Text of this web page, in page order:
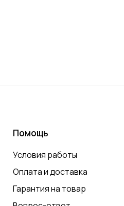
Помощь
Условия работы
Оплата и доставка
Гарантия на товар